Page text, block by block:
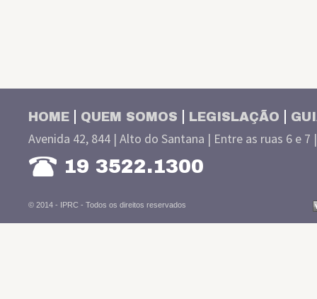
HOME QUEM SOMOS LEGISLAÇÃO
Avenida 42, 844 | Alto do Santana | Entre as ruas 6 e 7
19 3522.1300
© 2014 - IPRC - Todos os direitos reservados